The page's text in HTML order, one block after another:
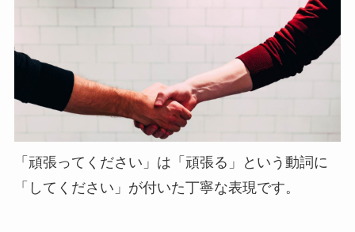
「頑張ってください」は「頑張る」という動詞に
「してください」が付いた丁寧な表現です。